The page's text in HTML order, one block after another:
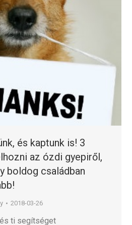
és kaptunk is! 3
az ózdi gyepiről,
boldog családban
2018-03-26
ti segítséget